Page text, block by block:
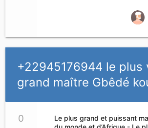
+22945176944 le plus
grand maître Gbêdé
0
Le plus grand et puissant